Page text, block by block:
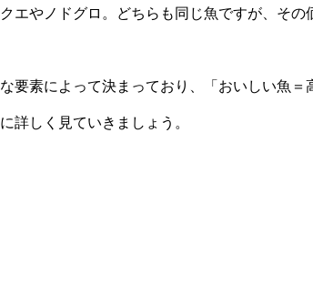
やノドグロ。どちらも同じ魚ですが、その
素によって決まっており、「おいしい魚＝
しく見ていきましょう。